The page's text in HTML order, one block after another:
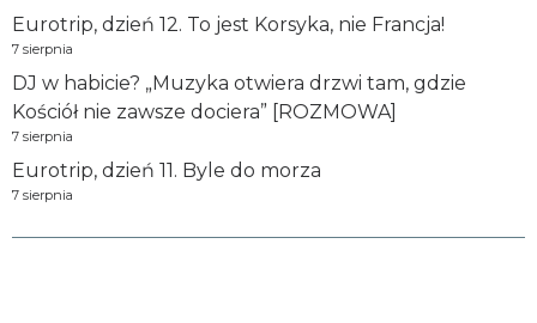
Eurotrip, dzień 12. To jest Korsyka, nie Francja!
7 sierpnia
DJ w habicie? „Muzyka otwiera drzwi tam, gdzie
Kościół nie zawsze dociera” [ROZMOWA]
7 sierpnia
Eurotrip, dzień 11. Byle do morza
7 sierpnia